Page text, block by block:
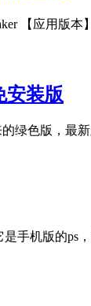
【应用版本
安装版
绿色版，最新
手机版的ps